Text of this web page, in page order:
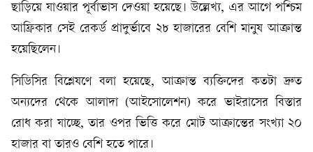
ছাড়িয়ে যাওয়ার পূর্বাভাস দেওয়া হয়েছে। উল্লেখ্য, এর আগে পশ্চিম
আফ্রিকার সেই রেকর্ড প্রাদুর্ভাবে ২৮ হাজারের বেশি মানুষ আক্রান্ত
হয়েছিলেন।
সিডিসির বিশ্লেষণে বলা হয়েছে, আক্রান্ত ব্যক্তিদের কতটা দ্রুত
অন্যদের থেকে আলাদা (আইসোলেশন) করে ভাইরাসের বিস্তার
রোধ করা যাচ্ছে, তার ওপর ভিত্তি করে মোট আক্রান্তের সংখ্যা ২০
হাজার বা তারও বেশি হতে পারে।